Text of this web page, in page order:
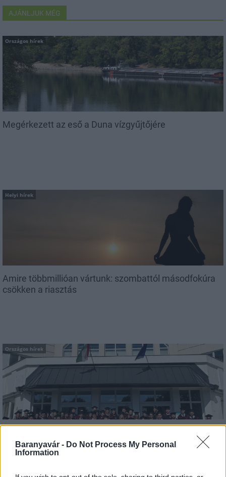
Baranyavár - Do Not Process My Personal
Information
AJÁNLJUK MÉG
Országos hírek
Megérkezett az eső a Duna vízgyűjtőjére
Helyi hírek
Amire többmillióan vártunk: szombattól másodfokúra
csökken a riasztás
Országos hírek
Gál Ferenc Egyetem